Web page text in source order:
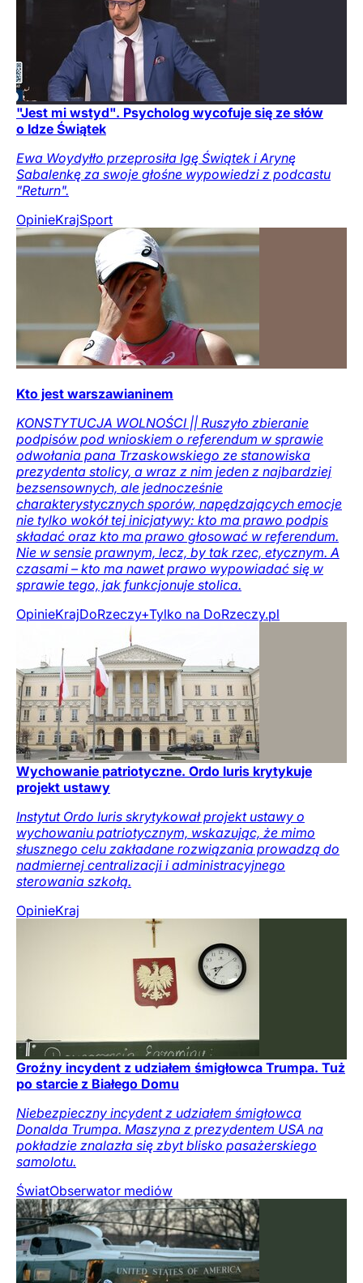
"Jest mi wstyd". Psycholog wycofuje się ze słów
o Idze Świątek
Ewa Woydyłło przeprosiła Igę Świątek i Arynę
Sabalenkę za swoje głośne wypowiedzi z podcastu
"Return".
OpinieKrajSport
Kto jest warszawianinem
KONSTYTUCJA WOLNOŚCI || Ruszyło zbieranie
podpisów pod wnioskiem o referendum w sprawie
odwołania pana Trzaskowskiego ze stanowiska
prezydenta stolicy, a wraz z nim jeden z najbardziej
bezsensownych, ale jednocześnie
charakterystycznych sporów, napędzających emocje
nie tylko wokół tej inicjatywy: kto ma prawo podpis
składać oraz kto ma prawo głosować w referendum.
Nie w sensie prawnym, lecz, by tak rzec, etycznym. A
czasami – kto ma nawet prawo wypowiadać się w
sprawie tego, jak funkcjonuje stolica.
OpinieKrajDoRzeczy+Tylko na DoRzeczy.pl
Wychowanie patriotyczne. Ordo Iuris krytykuje
projekt ustawy
Instytut Ordo Iuris skrytykował projekt ustawy o
wychowaniu patriotycznym, wskazując, że mimo
słusznego celu zakładane rozwiązania prowadzą do
nadmiernej centralizacji i administracyjnego
sterowania szkołą.
OpinieKraj
Groźny incydent z udziałem śmigłowca Trumpa. Tuż
po starcie z Białego Domu
Niebezpieczny incydent z udziałem śmigłowca
Donalda Trumpa. Maszyna z prezydentem USA na
pokładzie znalazła się zbyt blisko pasażerskiego
samolotu.
ŚwiatObserwator mediów